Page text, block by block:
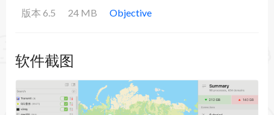
版本 6.5 24 MB Objective
软件截图